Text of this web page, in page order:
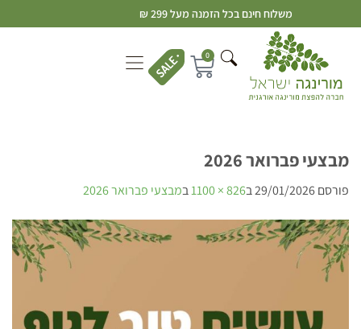
משלוח חינם בכל הזמנה מעל 299 ₪
0
מבצעי פברואר 2026
פורסם29/01/2026ב826 × 1100 במבצעי פברואר 2026